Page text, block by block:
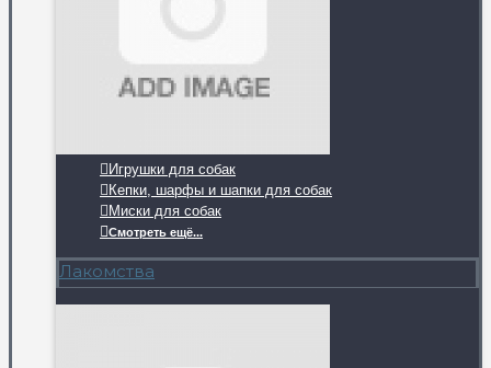
Игрушки для собак
Кепки, шарфы и шапки для собак
Миски для собак
Смотреть ещё...
Лакомства